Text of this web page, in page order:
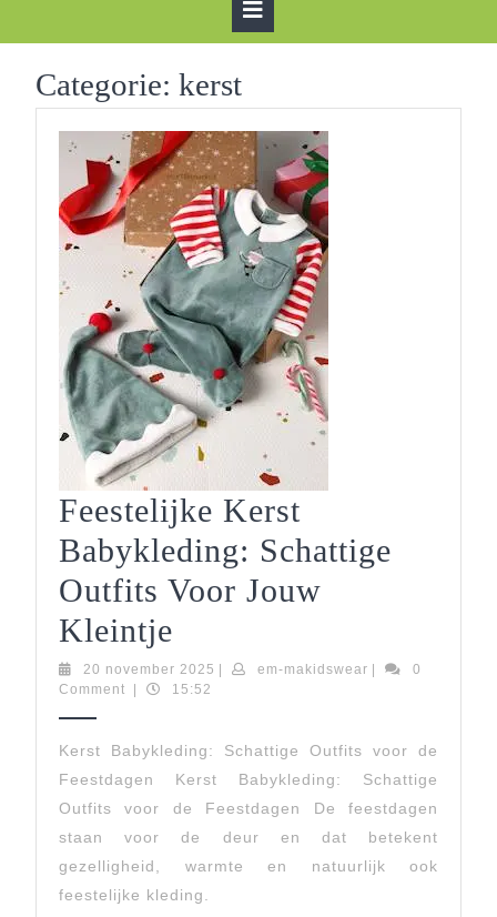
Categorie: kerst
Feestelijke Kerst
Babykleding: Schattige
Outfits Voor Jouw
Kleintje
Kerst
Schattige
Outfits
Voor
Jouw
Kleintje
20 november 2025 20
| em-makidswearem-
|
0
Comment
| 15:52
Kerst Babykleding: Schattige Outfits voor de
Feestdagen Kerst Babykleding: Schattige
Outfits voor de Feestdagen De feestdagen
staan voor de deur en dat betekent
gezelligheid, warmte en natuurlijk ook
feestelijke kleding.